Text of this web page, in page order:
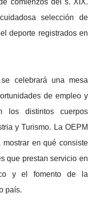
selección de
deporte registrados en
celebrará una mesa
de empleo y
los distintos cuerpos
y Turismo. La OEPM
en qué consiste
que prestan servicio en
y el fomento de la
país.